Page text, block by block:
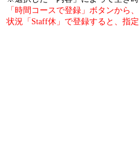
「時間コースで登録」ボタンから
状況「Staff休」で登録すると、指